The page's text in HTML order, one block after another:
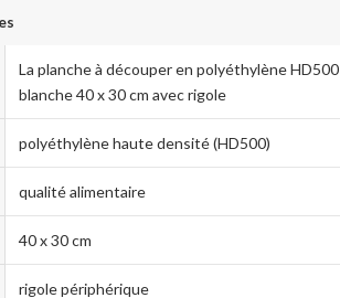
La planche à découper en polyéthylène HD500
blanche 40 x 30 cm avec rigole
polyéthylène haute densité (HD500)
qualité alimentaire
40 x 30 cm
rigole périphérique